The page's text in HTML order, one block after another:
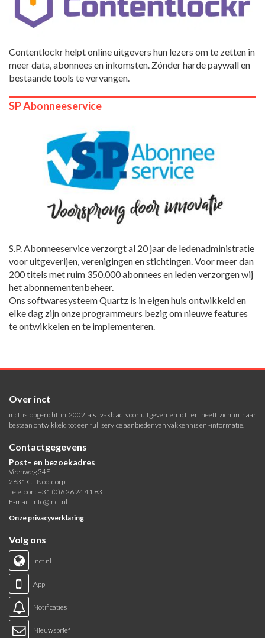
Contentlockr helpt online uitgevers hun lezers om te zetten in
meer data, abonnees en inkomsten. Zónder harde paywall en
bestaande tools te vervangen.
SP Abonneeservice
S.P. Abonneeservice verzorgt al 20 jaar de ledenadministratie
voor uitgeverijen, verenigingen en stichtingen. Voor meer dan
200 titels met ruim 350.000 abonnees en leden verzorgen wij
het abonnementenbeheer.
Ons softwaresysteem Quartz is in eigen huis ontwikkeld en
elke dag zijn onze programmeurs bezig om nieuwe features
te ontwikkelen en te implementeren.
Over inct
inct is opgericht in 2002 als 'vakblad voor uitgeven en ict' en heeft zich in haar
bestaan ontwikkeld tot een full service aanbieder van vakkennis en -informatie.
Contactgegevens
Post- en bezoekadres
Veenweg 34E
2631 CL Nootdorp
Telefoon: +31 (0)6 26 24 41 83
E-mail: info@inct.nl
Onze privacyverklaring
Volg ons
inct.nl
App
Notificaties
Nieuwsbrief